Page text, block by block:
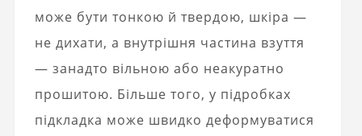
може бути тонкою й твердою, шкіра —
не дихати, а внутрішня частина взуття
— занадто вільною або неакуратно
прошитою. Більше того, у підробках
підкладка може швидко деформуватися